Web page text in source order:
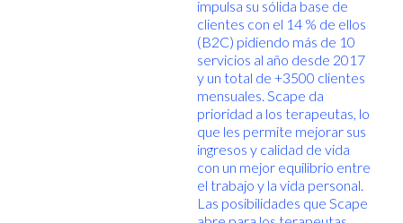
impulsa su sólida base de
clientes con el 14 % de ellos
(B2C) pidiendo más de 10
servicios al año desde 2017
y un total de +3500 clientes
mensuales. Scape da
prioridad a los terapeutas, lo
que les permite mejorar sus
ingresos y calidad de vida
con un mejor equilibrio entre
el trabajo y la vida personal.
Las posibilidades que Scape